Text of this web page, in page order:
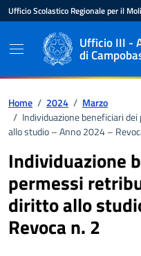
Vai ai contenuti
Vai al pié di pagina
Ente di appartenenza
Ufficio Scolastico Regionale per il
Nome dell'ente
Ufficio III -
di
Percorso di navigazione
Home / 2024 / Marzo
/ Individuazione beneficiari
allo studio – Anno 2024 –
Individuazione
permessi
diritto allo
Revoca n. 2